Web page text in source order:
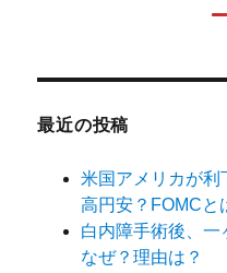
最近の投稿
米国アメリカが利
高円安？FOMCと
白内障手術後、
なぜ？理由は？